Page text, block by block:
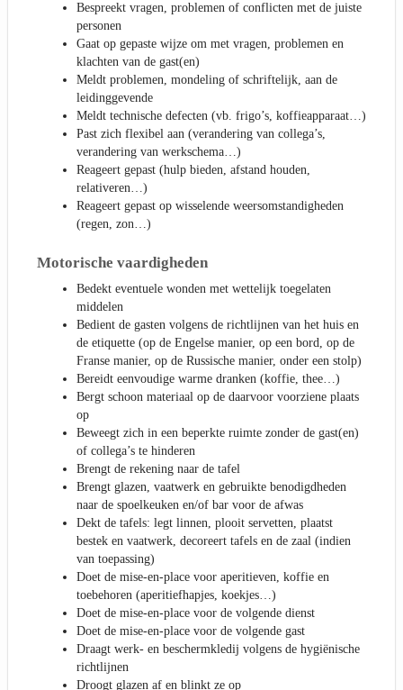
Bespreekt vragen, problemen of conflicten met de juiste
personen
Gaat op gepaste wijze om met vragen, problemen en
klachten van de gast(en)
Meldt problemen, mondeling of schriftelijk, aan de
leidinggevende
Meldt technische defecten (vb. frigo’s, koffieapparaat…)
Past zich flexibel aan (verandering van collega’s,
verandering van werkschema…)
Reageert gepast (hulp bieden, afstand houden,
relativeren…)
Reageert gepast op wisselende weersomstandigheden
(regen, zon…)
Motorische vaardigheden
Bedekt eventuele wonden met wettelijk toegelaten
middelen
Bedient de gasten volgens de richtlijnen van het huis en
de etiquette (op de Engelse manier, op een bord, op de
Franse manier, op de Russische manier, onder een stolp)
Bereidt eenvoudige warme dranken (koffie, thee…)
Bergt schoon materiaal op de daarvoor voorziene plaats
op
Beweegt zich in een beperkte ruimte zonder de gast(en)
of collega’s te hinderen
Brengt de rekening naar de tafel
Brengt glazen, vaatwerk en gebruikte benodigdheden
naar de spoelkeuken en/of bar voor de afwas
Dekt de tafels: legt linnen, plooit servetten, plaatst
bestek en vaatwerk, decoreert tafels en de zaal (indien
van toepassing)
Doet de mise-en-place voor aperitieven, koffie en
toebehoren (aperitiefhapjes, koekjes…)
Doet de mise-en-place voor de volgende dienst
Doet de mise-en-place voor de volgende gast
Draagt werk- en beschermkledij volgens de hygiënische
richtlijnen
Droogt glazen af en blinkt ze op